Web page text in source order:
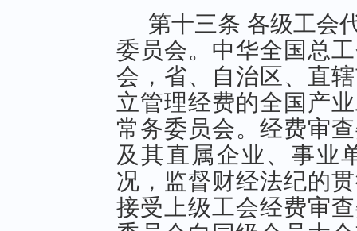
第十三条 各级工会
委员会。中华全国总
会，省、自治区、直
立管理经费的全国产
常务委员会。经费审
及其直属企业、事业
况，监督财经法纪的
接受上级工会经费审